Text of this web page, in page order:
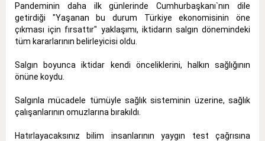
Pandeminin daha ilk günlerinde Cumhurbaşkanı`nın dile
getirdiği "Yaşanan bu durum Türkiye ekonomisinin öne
çıkması için fırsattır" yaklaşımı, iktidarın salgın dönemindeki
tüm kararlarının belirleyicisi oldu.
Salgın boyunca iktidar kendi önceliklerini, halkın sağlığının
önüne koydu.
Salgınla mücadele tümüyle sağlık sisteminin üzerine, sağlık
çalışanlarının omuzlarına bırakıldı.
Hatırlayacaksınız bilim insanlarının yaygın test çağrısına